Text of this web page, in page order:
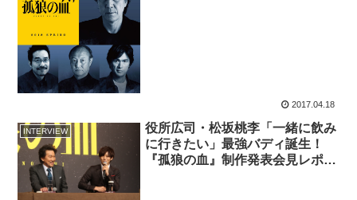
2017.04.18
INTERVIEW
役所広司・松坂桃李「一緒に飲み
に行きたい」最強バディ誕生！
『孤狼の血』制作発表会見レポー